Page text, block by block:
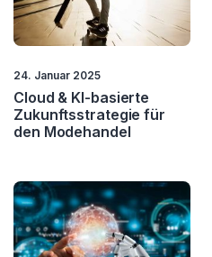
IT Operations
Quantentechnologie
Security
24. Januar 2025
Cloud & KI-basierte
Zukunftsstrategie für
den Modehandel